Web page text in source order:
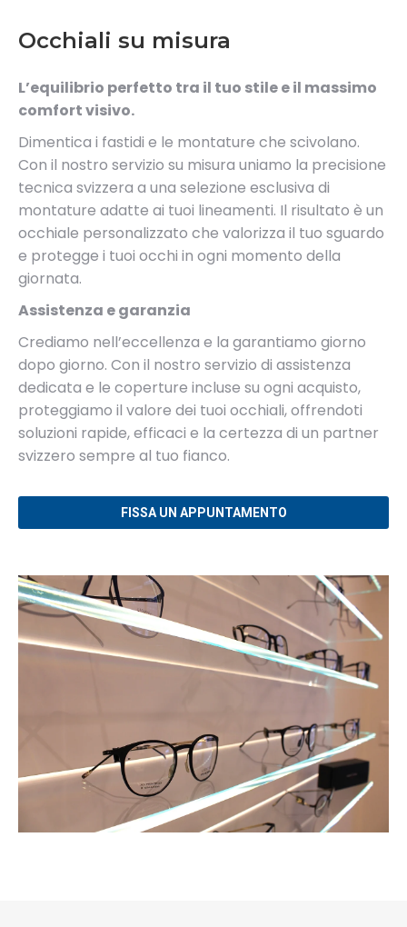
Occhiali su misura
L’equilibrio perfetto tra il tuo stile e il massimo
comfort visivo.
Dimentica i fastidi e le montature che scivolano.
Con il nostro servizio su misura uniamo la precisione
tecnica svizzera a una selezione esclusiva di
montature adatte ai tuoi lineamenti. Il risultato è un
occhiale personalizzato che valorizza il tuo sguardo
e protegge i tuoi occhi in ogni momento della
giornata.
Assistenza e garanzia
Crediamo nell’eccellenza e la garantiamo giorno
dopo giorno. Con il nostro servizio di assistenza
dedicata e le coperture incluse su ogni acquisto,
proteggiamo il valore dei tuoi occhiali, offrendoti
soluzioni rapide, efficaci e la certezza di un partner
svizzero sempre al tuo fianco.
FISSA UN APPUNTAMENTO